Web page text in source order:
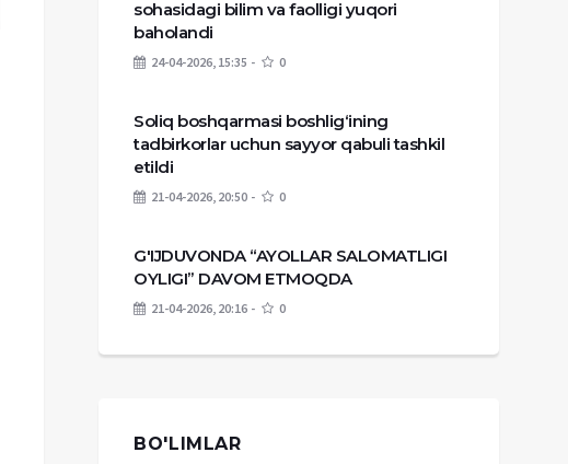
sohasidagi bilim va faolligi yuqori
baholandi
24-04-2026, 15:35 0
Soliq boshqarmasi boshlig‘ining
tadbirkorlar uchun sayyor qabuli tashkil
etildi
21-04-2026, 20:50 0
G'IJDUVONDA “AYOLLAR SALOMATLIGI
OYLIGI” DAVOM ETMOQDA
21-04-2026, 20:16 0
BO'LIMLAR